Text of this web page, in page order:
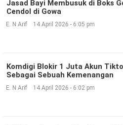
Jasad Bayi Membusuk di Boks
Cendol di Gowa
E. N Arif 14 April 2026 - 6:05 pm
Komdigi Blokir 1 Juta Akun
Sebagai Sebuah Kemenangan
E. N Arif 14 April 2026 - 6:02 pm